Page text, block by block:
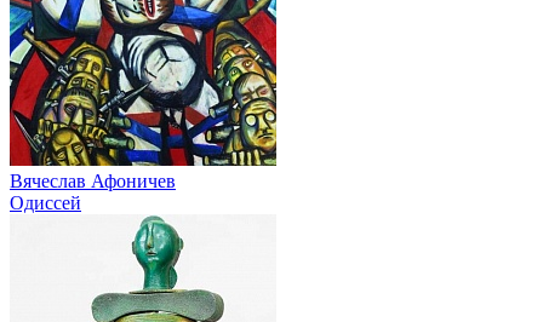
Вячеслав Афоничев
Одиссей